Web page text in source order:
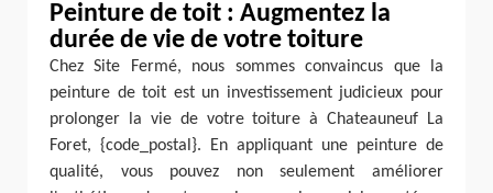
Peinture de toit : Augmentez la
durée de vie de votre toiture
Chez Site Fermé, nous sommes convaincus que la
peinture de toit est un investissement judicieux pour
prolonger la vie de votre toiture à Chateauneuf La
Foret, {code_postal}. En appliquant une peinture de
qualité, vous pouvez non seulement améliorer